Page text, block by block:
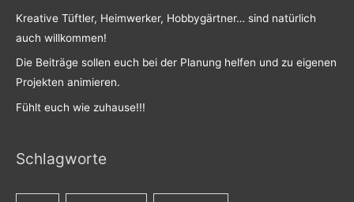
Kreative Tüftler, Heimwerker, Hobbygärtner… sind natürlich
auch willkommen!
Die Beiträge sollen euch bei der Planung helfen und zu eigenen
Projekten animieren.
Fühlt euch wie zuhause!!!
Schlagworte